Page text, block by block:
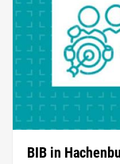
BIB in